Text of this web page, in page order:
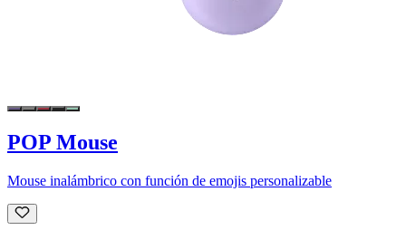
POP Mouse
Mouse inalámbrico con función de emojis personalizable